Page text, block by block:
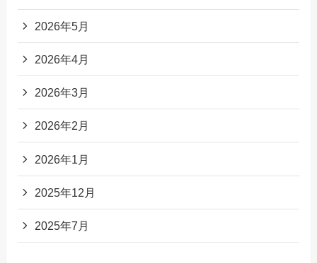
2026年5月
2026年4月
2026年3月
2026年2月
2026年1月
2025年12月
2025年7月